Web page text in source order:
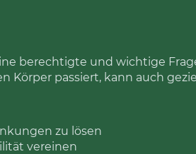
berechtigte und wichtige
Körper passiert, kann auch
zu lösen
vereinen